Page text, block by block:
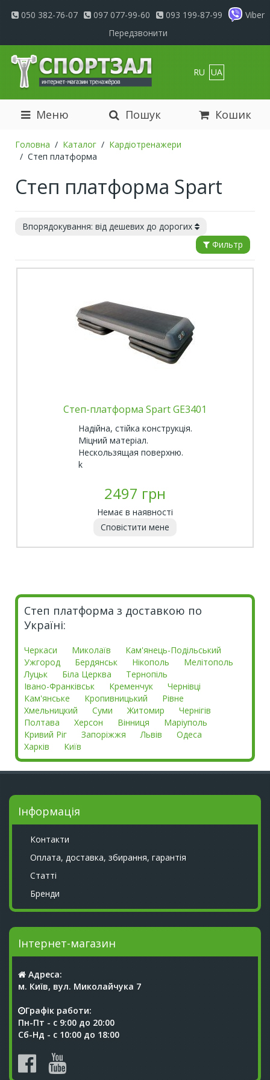
050 382-76-07 097 077-99-60 093 199-87-99
Viber
Передзвонити
RU UA
Меню Пошук Кошик
Головна Каталог
Кардіотренажери
Степ платформа
Степ платформа Spart
Впорядокування: від дешевих до дорогих
Фильтр
Степ-платформа Spart GE3401
Надійна, стійка конструкція.
Міцний матеріал.
Нескользящая поверхню.
k
2497 грн
Немає в наявності
Сповістити мене
Степ платформа з доставкою по
Україні:
Черкаси Миколаїв
Кам'янець-Подільський
Ужгород
Бердянськ Нікополь
Мелітополь
Луцьк
Біла Церква
Тернопіль
Івано-Франківськ
Кременчук
Чернівці
Кам'янське
Кропивницький
Рівне
Хмельницкий
Суми Житомир
Чернігів
Полтава
Херсон Вінниця
Маріуполь
Кривий Ріг
Запоріжжя Львів
Одеса
Харків
Київ
Інформація
Контакти
Оплата, доставка, збирання, гарантія
Статті
Бренди
Інтернет-магазин
Адреса:
м. Київ, вул. Миколайчука 7
Графік работи:
Пн-Пт - с 9:00 до 20:00
Сб-Нд - с 10:00 до 18:00